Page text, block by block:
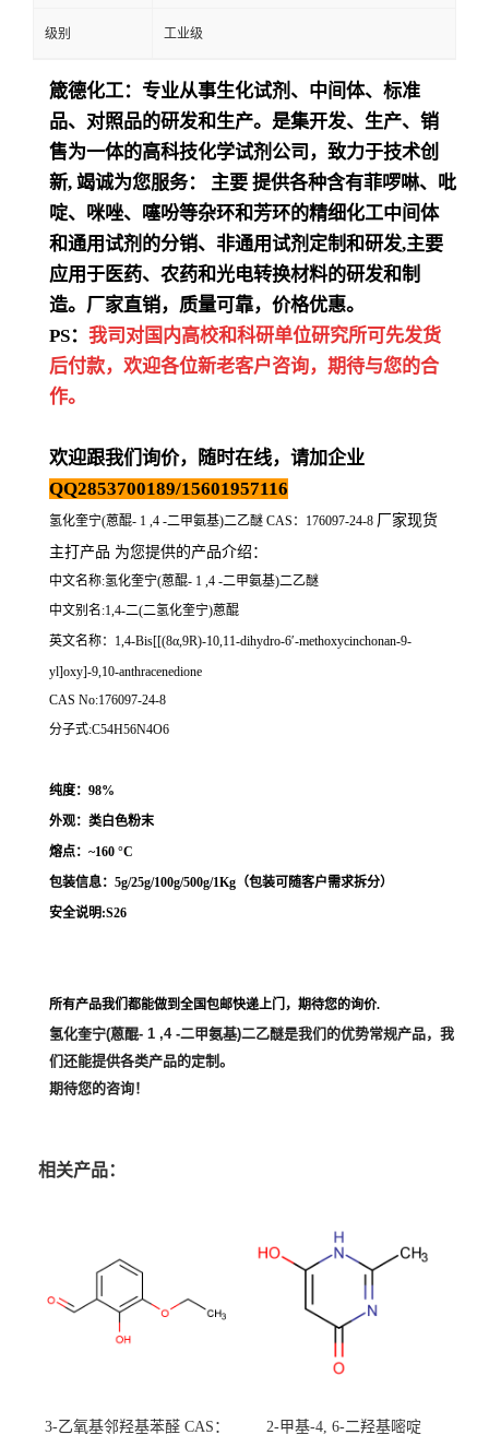
级别 工业级
箴德化工：专业从事生化试剂、中间体、标准
品、对照品的研发和生产。是集开发、生产、销
售为一体的高科技化学试剂公司，致力于技术创
新, 竭诚为您服务： 主要 提供各种含有菲啰啉、吡
啶、咪唑、噻吩等杂环和芳环的精细化工中间体
和通用试剂的分销、非通用试剂定制和研发,主要
应用于医药、农药和光电转换材料的研发和制
造。厂家直销，质量可靠，价格优惠。
PS： 我司对国内高校和科研单位研究所可先发货
后付款，欢迎各位新老客户咨询，期待与您的合
作。
欢迎跟我们询价，随时在线，请加企业
QQ2853700189/15601957116
氢化奎宁(蒽醌- 1 ,4 -二甲氨基)二乙醚 CAS：176097-24-8 厂家现货
主打产品 为您提供的产品介绍 ：
中文名称:氢化奎宁(蒽醌- 1 ,4 -二甲氨基)二乙醚
中文别名:1,4-二(二氢化奎宁)蒽醌
英文名称：1,4-Bis[[(8α,9R)-10,11-dihydro-6′-methoxycinchonan-9-
yl]oxy]-9,10-anthracenedione
CAS No:176097-24-8
分子式:C54H56N4O6
纯度：98%
外观：类白色粉末
熔点： ~160 °C
包装信息：5g/25g/100g/500g/1Kg（包装可随客户需求拆分）
安全说明:S26
所有产品我们都能做到全国包邮快递上门，期待您的询价.
氢化奎宁(蒽醌- 1 ,4 -二甲氨基)二乙醚是我们的优势常规产品，我
们还能提供各类产品的定制。
期待您的咨询！
相关产品：
3-乙氧基邻羟基苯醛 CAS：
2-甲基-4, 6-二羟基嘧啶